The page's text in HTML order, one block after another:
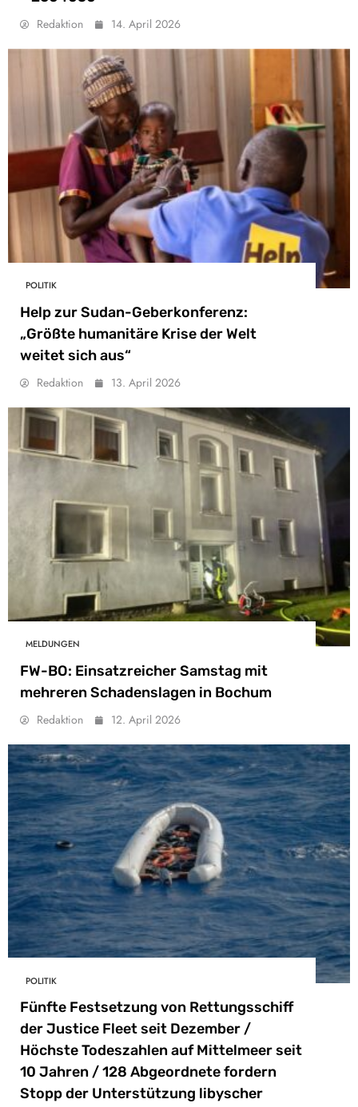
Redaktion 14. April 2026
POLITIK
Help zur Sudan-Geberkonferenz:
„Größte humanitäre Krise der Welt
weitet sich aus“
Redaktion 13. April 2026
MELDUNGEN
FW-BO: Einsatzreicher Samstag mit
mehreren Schadenslagen in Bochum
Redaktion 12. April 2026
POLITIK
Fünfte Festsetzung von Rettungsschiff
der Justice Fleet seit Dezember /
Höchste Todeszahlen auf Mittelmeer seit
10 Jahren / 128 Abgeordnete fordern
Stopp der Unterstützung libyscher